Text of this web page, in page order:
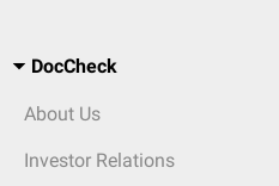
DocCheck
About Us
Investor Relations